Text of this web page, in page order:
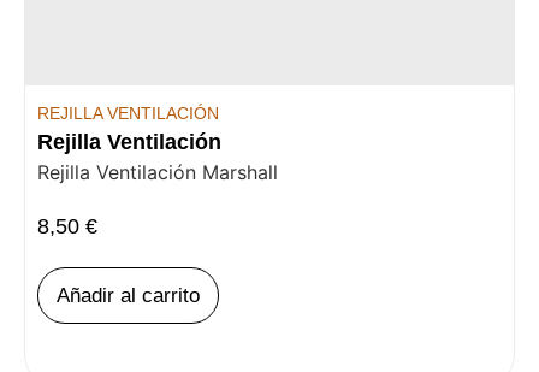
REJILLA VENTILACIÓN
Rejilla Ventilación
Rejilla Ventilación Marshall
8,50 €
Añadir al carrito